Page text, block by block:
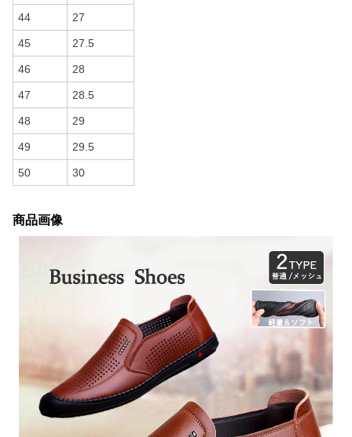
44 27
45 27.5
46 28
47 28.5
48 29
49 29.5
50 30
商品画像